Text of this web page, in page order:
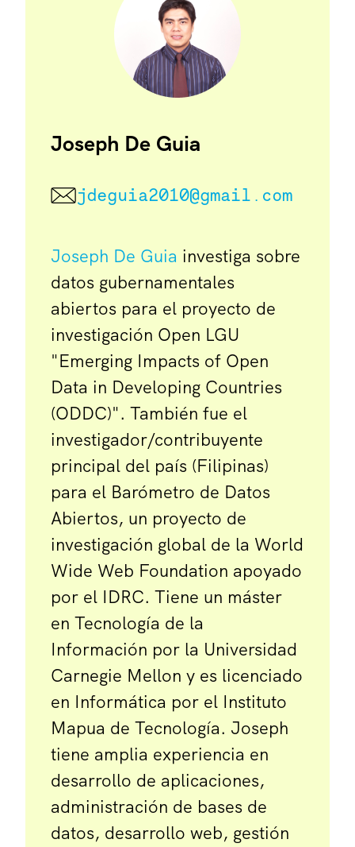
Joseph De Guia
jdeguia2010@gmail.com
Joseph De Guia investiga sobre
datos gubernamentales
abiertos para el proyecto de
investigación Open LGU
"Emerging Impacts of Open
Data in Developing Countries
(ODDC)". También fue el
investigador/contribuyente
principal del país (Filipinas)
para el Barómetro de Datos
Abiertos, un proyecto de
investigación global de la World
Wide Web Foundation apoyado
por el IDRC. Tiene un máster
en Tecnología de la
Información por la Universidad
Carnegie Mellon y es licenciado
en Informática por el Instituto
Mapua de Tecnología. Joseph
tiene amplia experiencia en
desarrollo de aplicaciones,
administración de bases de
datos, desarrollo web, gestión